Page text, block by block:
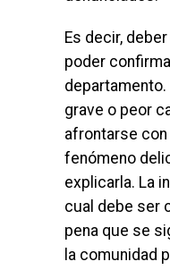
Es decir,
poder
grave o peor
afrontarse
fenómeno
explicarla. La
cual debe ser
pena que se
la comunidad